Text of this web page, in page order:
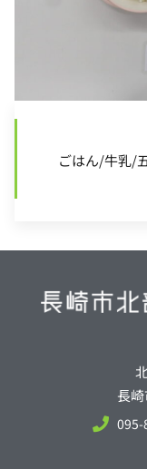
ごはん/牛乳/
長
095-